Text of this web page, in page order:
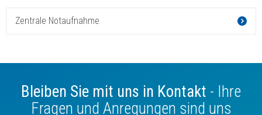
Zentrale Notaufnahme
Bleiben Sie mit uns in Kontakt - Ihre
Fragen und Anregungen sind uns